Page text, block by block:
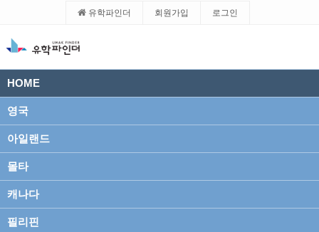
유학파인더 회원가입 로그인
HOME
영국
아일랜드
몰타
캐나다
필리핀